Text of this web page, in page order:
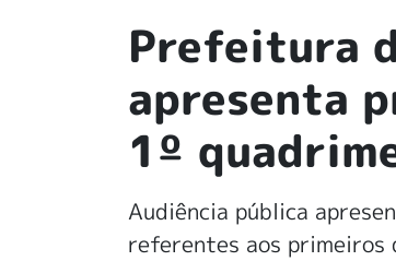
Prefeitura
apresenta
1º
Audiência pública
referentes aos primeiros